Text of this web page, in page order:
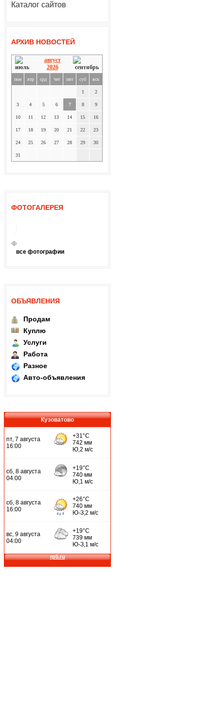
Каталог сайтов
АРХИВ НОВОСТЕЙ
август
2026
пон втр срд чет пят суб вск
1 2
3 4 5 6 7 8 9
10 11 12 13 14 15 16
17 18 19 20 21 22 23
24 25 26 27 28 29 30
31
ФОТОГАЛЕРЕЯ
все фотографии
ОБЪЯВЛЕНИЯ
Продам
Куплю
Услуги
Работа
Разное
Авто-объявления
Кузоватово